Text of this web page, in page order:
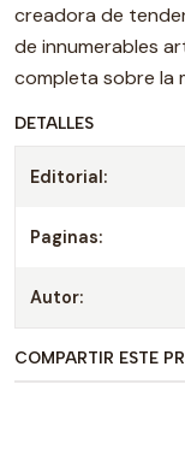
creadora de
de innumerables
completa sobre la
DETALLES
Editorial:
Paginas:
Autor:
COMPARTIR ESTE